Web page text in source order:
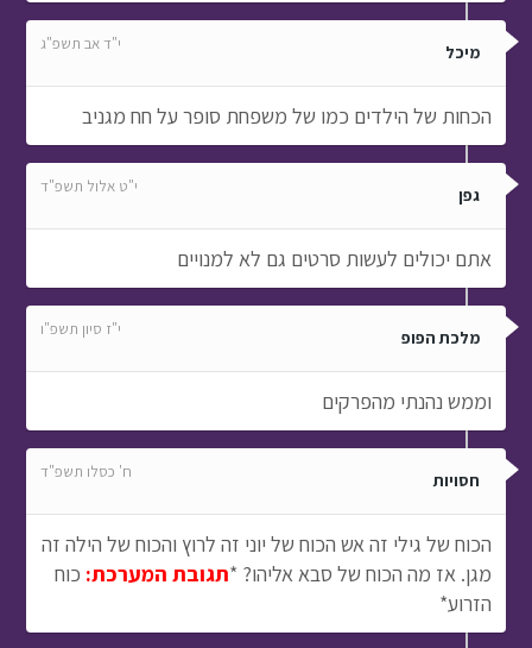
מיכל י"ד אב תשפ"ג
הכחות של הילדים כמו של משפחת סופר על חח מגניב
גפן י"ט אלול תשפ"ד
אתם יכולים לעשות סרטים גם לא למנויים
מלכת הפופ י"ז סיון תשפ"ו
וממש נהנתי מהפרקים
חסויות ח' כסלו תשפ"ד
הכוח של גילי זה אש הכוח של יוני זה לרוץ והכוח של הילה זה
מגן. אז מה הכוח של סבא אליהו? *תגובת המערכת: כוח
הזרוע*